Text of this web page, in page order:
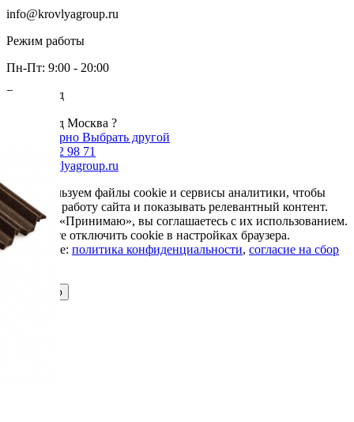
info@krovlyagroup.ru
Режим работы
Пн-Пт: 9:00 - 20:00
Ваш город
Ваш город Москва ?
Да, все верно Выбрать другой
+7 985 002 98 71
info@krovlyagroup.ru
Мы используем файлы cookie и сервисы аналитики, чтобы
улучшить работу сайта и показывать релевантный контент.
Нажимая «Принимаю», вы соглашаетесь с их использованием.
Вы можете отключить cookie в настройках браузера.
Подробнее: политика конфиденциальности, согласие на сбор
Принимаю